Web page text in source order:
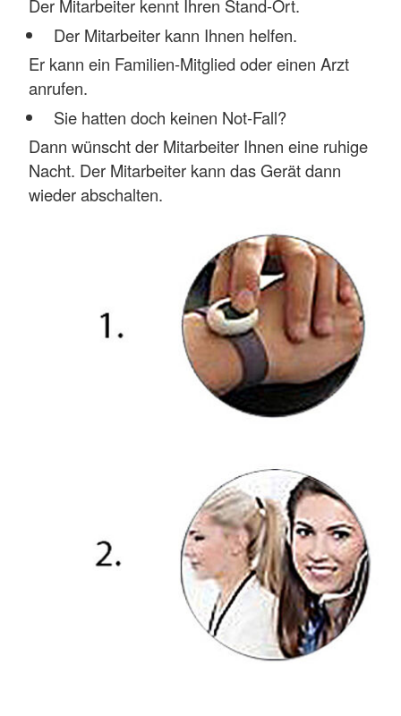
Der Mitarbeiter kennt Ihren Stand-Ort.
Der Mitarbeiter kann Ihnen helfen.
Er kann ein Familien-Mitglied oder einen Arzt
anrufen.
Sie hatten doch keinen Not-Fall?
Dann wünscht der Mitarbeiter Ihnen eine ruhige
Nacht. Der Mitarbeiter kann das Gerät dann
wieder abschalten.